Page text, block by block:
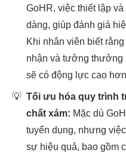
GoHR, việc thiết lập
dàng, giúp đánh giá
Khi nhân viên biết
nhận và tưởng thưởng
sẽ có động lực cao
💡 Tối ưu hóa quy trình
chất xám: Mặc dù
tuyển dụng, nhưng
sự hiệu quả, bao gồm